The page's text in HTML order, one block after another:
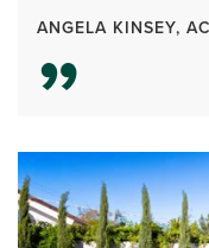
ANGELA KINSEY,